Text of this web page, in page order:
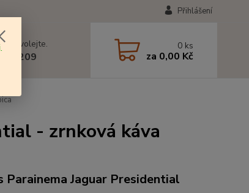
Přihlášení
Zavolejte.
209
0 ks
za 0,00 Kč
- zrnková káva
Parainema Jaguar Presidential